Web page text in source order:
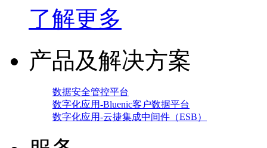
了解更多
产品及解决方案
数据安全管控平台
数字化应用-Bluenic客户数据平台
数字化应用-云捷集成中间件（ESB）